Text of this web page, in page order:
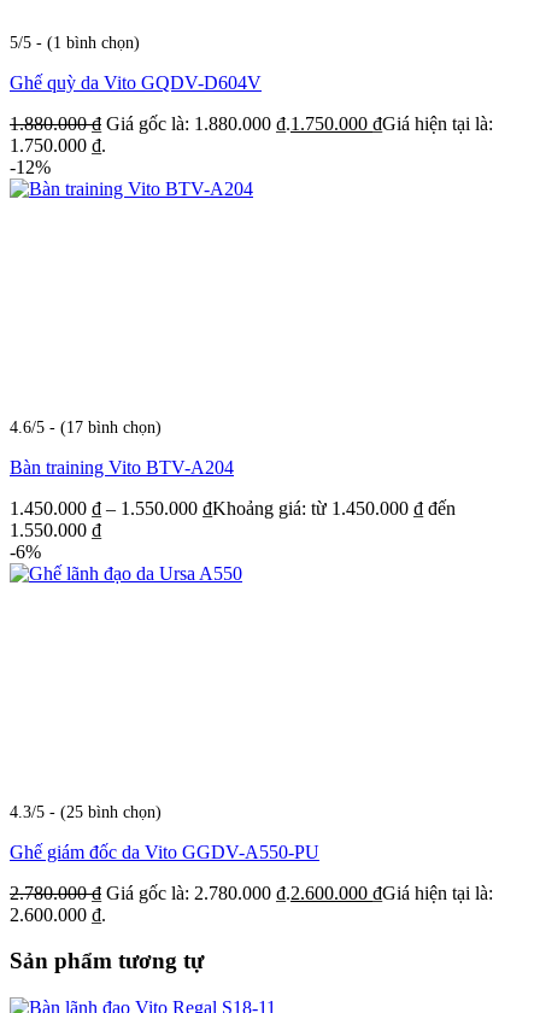
5/5 - (1 bình chọn)
Ghế quỳ da Vito GQDV-D604V
1.880.000₫ Giá gốc là: 1.880.000 ₫.1.750.000 ₫Giá hiện tại là:
1.750.000 ₫.
-12%
4.6/5 - (17 bình chọn)
Bàn training Vito BTV-A204
1.450.000 ₫ – 1.550.000 ₫Khoảng giá: từ 1.450.000 ₫ đến
1.550.000 ₫
-6%
4.3/5 - (25 bình chọn)
Ghế giám đốc da Vito GGDV-A550-PU
2.780.000₫ Giá gốc là: 2.780.000 ₫.2.600.000 ₫Giá hiện tại là:
2.600.000 ₫.
Sản phẩm tương tự